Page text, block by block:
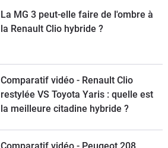
La MG 3 peut-elle faire de l'ombre à
la Renault Clio hybride ?
Comparatif vidéo - Renault Clio
restylée VS Toyota Yaris : quelle est
la meilleure citadine hybride ?